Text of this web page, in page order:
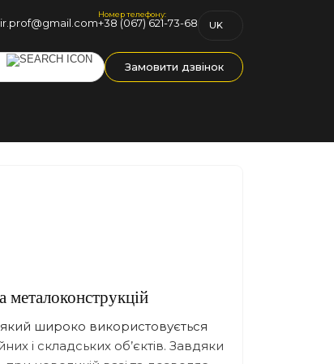
Номер телефону:
+38 (067) 621-73-68
UK
Замовити дзвінок
металоконструкцій
широко використовується
і складських об’єктів. Завдяки